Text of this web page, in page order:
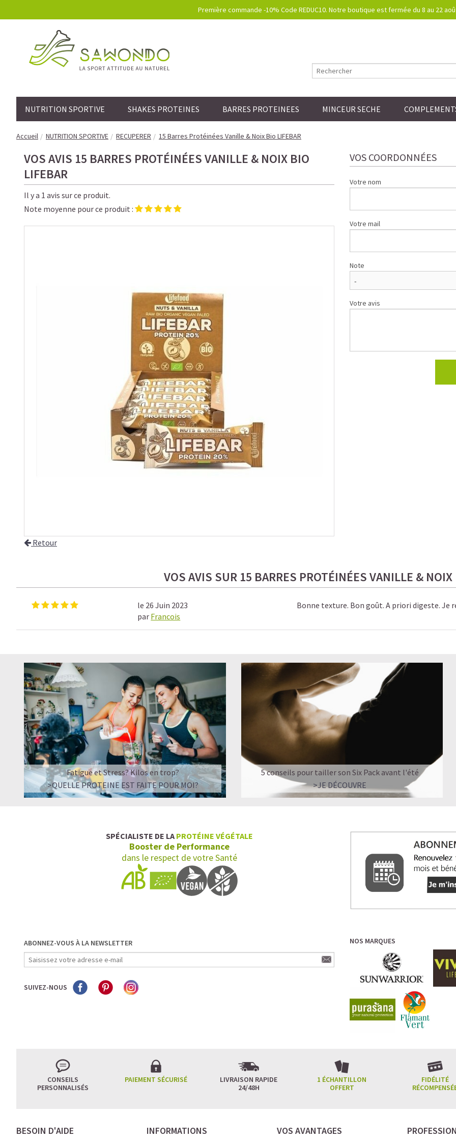
Première commande -10% Code REDUC10. Notre boutique est fermée du 8 au 22
NUTRITION SPORTIVE SHAKES PROTEINES BARRES PROTEINEES MINCEUR SECHE
Accueil NUTRITION SPORTIVE RECUPERER 15 Barres Protéinées Vanille & Noix Bio LIFEBAR
VOS AVIS 15 BARRES PROTÉINÉES VANILLE & NOIX BIO
LIFEBAR
Il y a 1 avis sur ce produit.
Note moyenne pour ce produit :
Retour
VOS COORDONNÉES
Votre nom
Votre mail
Note
Votre avis
VOS AVIS SUR 15 BARRES PROTÉINÉES VANILLE &
le 26 Juin 2023
par Francois
Bonne texture. Bon goût. A priori digeste. Je
Fatigue et Stress? Kilos en trop?
>QUELLE PROTEINE EST FAITE POUR MOI?
5 conseils pour tailler son Six Pack avant l'été
>JE DÉCOUVRE
SPÉCIALISTE DE LA PROTÉINE VÉGÉTALE
Booster de Performance
dans le respect de votre Santé
ABONNEZ-VOUS À LA NEWSLETTER
SUIVEZ-NOUS
NOS MARQUES
CONSEILS
PERSONNALISÉS
PAIEMENT SÉCURISÉ
LIVRAISON RAPIDE
24/48H
1 ÉCHANTILLON
OFFERT
FIDÉLITÉ
BESOIN D'AIDE INFORMATIONS VOS AVANTAGES